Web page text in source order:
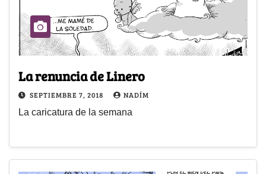
La renuncia de Linero
SEPTIEMBRE 7, 2018 NADÍM
La caricatura de la semana